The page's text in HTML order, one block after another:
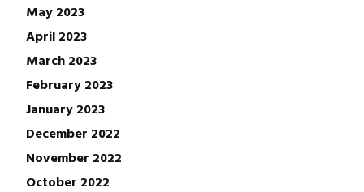
May 2023
April 2023
March 2023
February 2023
January 2023
December 2022
November 2022
October 2022